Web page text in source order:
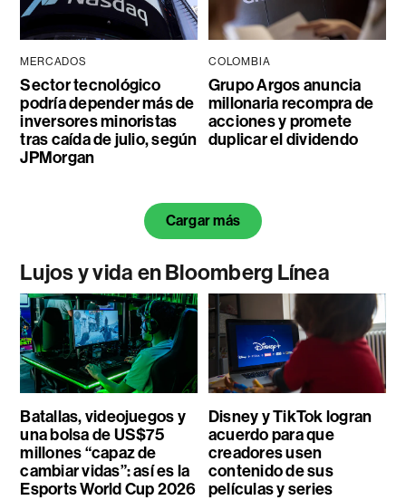
MERCADOS
Sector tecnológico
podría depender más de
inversores minoristas
tras caída de julio, según
JPMorgan
COLOMBIA
Grupo Argos anuncia
millonaria recompra de
acciones y promete
duplicar el dividendo
Cargar más
Lujos y vida en Bloomberg Línea
Batallas, videojuegos y
una bolsa de US$75
millones “capaz de
cambiar vidas”: así es la
Esports World Cup 2026
Disney y TikTok logran
acuerdo para que
creadores usen
contenido de sus
películas y series